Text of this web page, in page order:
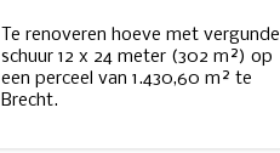
Te renoveren hoeve met vergunde
schuur 12 x 24 meter (302 m²) op
een perceel van 1.430,60 m² te
Brecht.